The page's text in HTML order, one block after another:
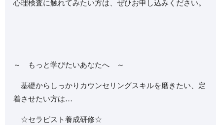
心理検査に触れてみたい方は、ぜひお申し込みください。
～ もっと学びたいあなたへ ～
基礎からしっかりカウンセリングスキルを磨きたい、定
着させたい方は…
☆セラピスト養成研修☆